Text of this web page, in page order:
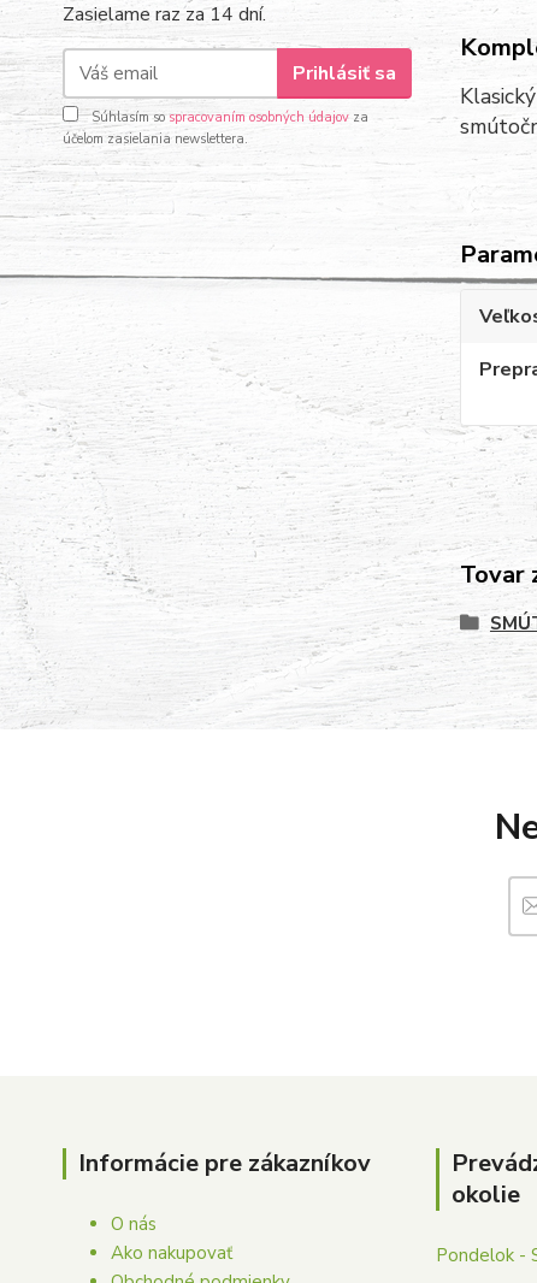
Zasielame raz za 14 dní.
Prihlásiť sa
Súhlasím so spracovaním osobných údajov za
účelom zasielania newslettera.
Tovar
Informácie pre zákazníkov
O nás
Ako nakupovať
okolie
Pondelok -